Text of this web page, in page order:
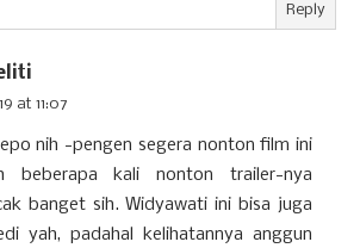
Reply
at 11:07
nih -pengen segera nonton film ini
beberapa kali nonton trailer-nya
banget sih. Widyawati ini bisa juga
yah, padahal kelihatannya anggun